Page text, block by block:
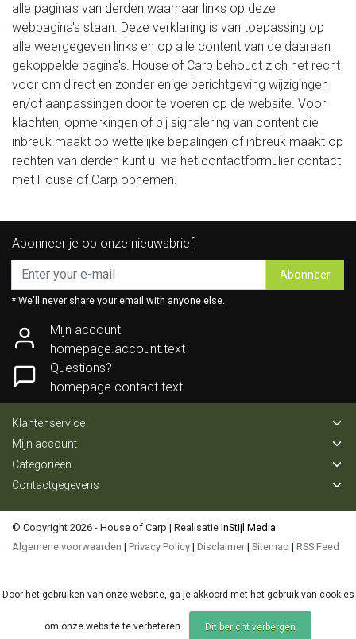
alle pagina's van derden waarnaar links op deze
webpagina's staan. Deze verklaring is van toepassing op
alle weergegeven links en op alle content van de daaraan
gekoppelde pagina's. House of Carp behoudt zich het recht
voor om direct en zonder enige berichtgeving wijzigingen
en/of aanpassingen door te voeren op de website. Voor
klachten, opmerkingen of bij signalering van content die
inbreuk maakt op wettelijke bepalingen of inbreuk maakt op
rechten van derden kunt u via het contactformulier contact
met House of Carp opnemen.
Abonneer je op onze nieuwsbrief
Abonneer
* We'll never share your email with anyone else.
Mijn account
homepage.account.text
Questions?
homepage.contact.text
Klantenservice
Mijn account
Categorieën
Contactgegevens
© Copyright 2026 - House of Carp | Realisatie InStijl Media
Algemene voorwaarden | Privacy Policy | Disclaimer | Sitemap | RSS Feed
Door het gebruiken van onze website, ga je akkoord met het gebruik van cookies
om onze website te verbeteren. Dit bericht verbergen